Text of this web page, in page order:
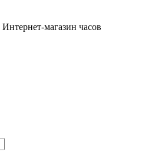
магазин часов